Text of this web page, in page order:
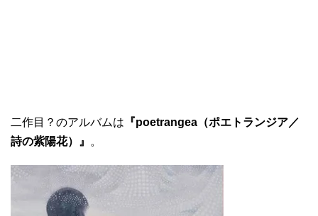
二作目？のアルバムは 『poetrangea（ポエトランジア／
詩の紫陽花）』
。